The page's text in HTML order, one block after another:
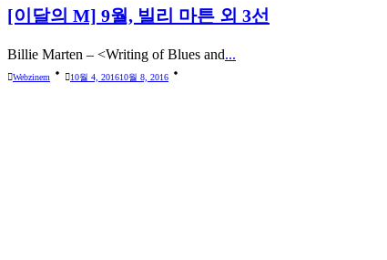
[이달의 M] 9월, 빌리 마튼 외 3선
Billie Marten – <Writing of Blues and...
Webzinem 10월 4, 201610월 8, 2016